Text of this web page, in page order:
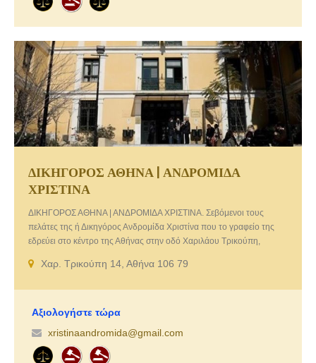
ΔΙΚΗΓΟΡΟΣ ΑΘΗΝΑ | ΑΝΔΡΟΜΙΔΑ
ΧΡΙΣΤΙΝΑ
ΔΙΚΗΓΟΡΟΣ ΑΘΗΝΑ | ΑΝΔΡΟΜΙΔΑ ΧΡΙΣΤΙΝΑ. Σεβόμενοι τους
πελάτες της ή Δικηγόρος Ανδρομίδα Χριστίνα που το γραφείο της
εδρεύει στο κέντρο της Αθήνας στην οδό Χαριλάου Τρικούπη,
ακρίβεια, δίνοντας αποτελεσματική λύση στα προβλήματά σας. Το
Χαρ. Τρικούπη 14, Αθήνα 106 79
Αξιολογήστε τώρα
xristinaandromida@gmail.com